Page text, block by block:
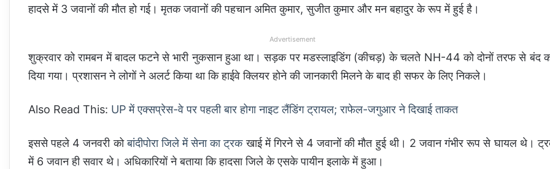
हादसे में 3 जवानों की मौत हो गई। मृतक जवानों की पहचान अमित कुमार, सुजीत कुमार और मन बहादुर के रूप में हुई है।
Advertisement
शुक्रवार को रामबन में बादल फटने से भारी नुकसान हुआ था। सड़क पर मडस्लाइडिंग (कीचड़) के चलते NH-44 को दोनों तरफ से बंद
दिया गया। प्रशासन ने लोगों ने अलर्ट किया था कि हाईवे क्लियर होने की जानकारी मिलने के बाद ही सफर के लिए निकले।
Also Read This: UP में एक्सप्रेस-वे पर पहली बार होगा नाइट लैंडिंग ट्रायल; राफेल-जगुआर ने दिखाई ताकत
इससे पहले 4 जनवरी कोबांदीपोरा जिले में सेना का ट्रकखाई में गिरने से 4 जवानों की मौत हुई थी। 2 जवान गंभीर रूप से घायल थे।
में 6 जवान ही सवार थे। अधिकारियों ने बताया कि हादसा जिले के एसके पायीन इलाके में हुआ।